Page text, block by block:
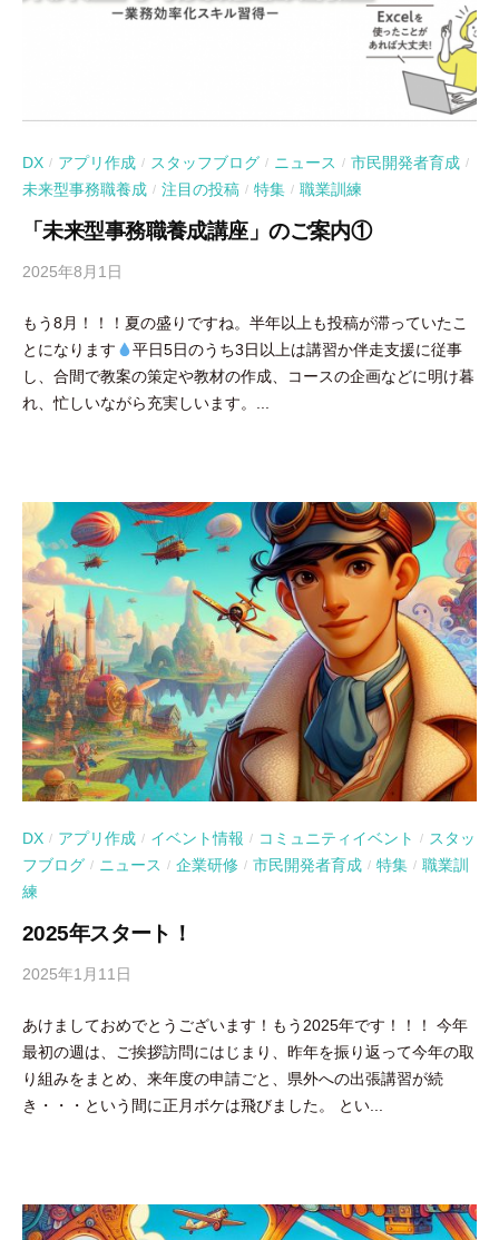
DX / アプリ作成 / スタッフブログ / ニュース / 市民開発者育成 /
未来型事務職養成 / 注目の投稿 / 特集 / 職業訓練
「未来型事務職養成講座」のご案内①
2025年8月1日
吉
田
豪
もう8月！！！夏の盛りですね。半年以上も投稿が滞っていたこ
とになります
平日5日のうち3日以上は講習か伴走支援に従事
し、合間で教案の策定や教材の作成、コースの企画などに明け暮
れ、忙しいながら充実しいます。...
DX / アプリ作成 / イベント情報 / コミュニティイベント / スタッ
フブログ / ニュース / 企業研修 / 市民開発者育成 / 特集 / 職業訓
練
2025年スタート！
2025年1月11日
吉
田
豪
あけましておめでとうございます！もう2025年です！！！ 今年
最初の週は、ご挨拶訪問にはじまり、昨年を振り返って今年の取
り組みをまとめ、来年度の申請ごと、県外への出張講習が続
き・・・という間に正月ボケは飛びました。 とい...